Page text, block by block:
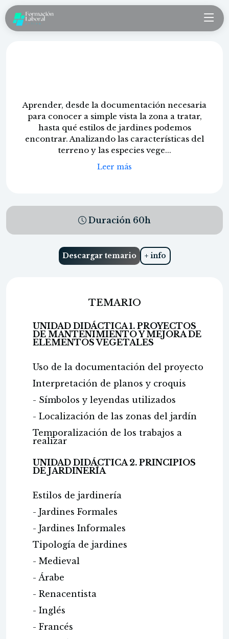
Aprender, desde la documentación necesaria
para conocer a simple vista la zona a tratar,
hasta qué estilos de jardines podemos
encontrar. Analizando las características del
terreno y las especies vege...
Leer más
Duración 60h
Descargar temario + info
TEMARIO
UNIDAD DIDÁCTICA 1. PROYECTOS
DE MANTENIMIENTO Y MEJORA DE
ELEMENTOS VEGETALES
Uso de la documentación del proyecto
Interpretación de planos y croquis
- Símbolos y leyendas utilizados
- Localización de las zonas del jardín
Temporalización de los trabajos a
realizar
UNIDAD DIDÁCTICA 2. PRINCIPIOS
DE JARDINERÍA
Estilos de jardinería
- Jardines Formales
- Jardines Informales
Tipología de jardines
- Medieval
- Árabe
- Renacentista
- Inglés
- Francés